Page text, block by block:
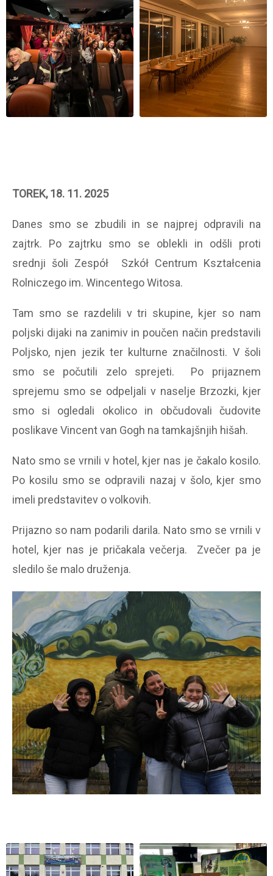
TOREK, 18. 11. 2025
Danes smo se zbudili in se najprej odpravili na
zajtrk. Po zajtrku smo se oblekli in odšli proti
srednji šoli Zespół Szkół Centrum Kształcenia
Rolniczego im. Wincentego Witosa.
Tam smo se razdelili v tri skupine, kjer so nam
poljski dijaki na zanimiv in poučen način predstavili
Poljsko, njen jezik ter kulturne značilnosti. V šoli
smo se počutili zelo sprejeti. Po prijaznem
sprejemu smo se odpeljali v naselje Brzozki, kjer
smo si ogledali okolico in občudovali čudovite
poslikave Vincent van Gogh na tamkajšnjih hišah.
Nato smo se vrnili v hotel, kjer nas je čakalo kosilo.
Po kosilu smo se odpravili nazaj v šolo, kjer smo
imeli predstavitev o volkovih.
Prijazno so nam podarili darila. Nato smo se vrnili v
hotel, kjer nas je pričakala večerja. Zvečer pa je
sledilo še malo druženja.